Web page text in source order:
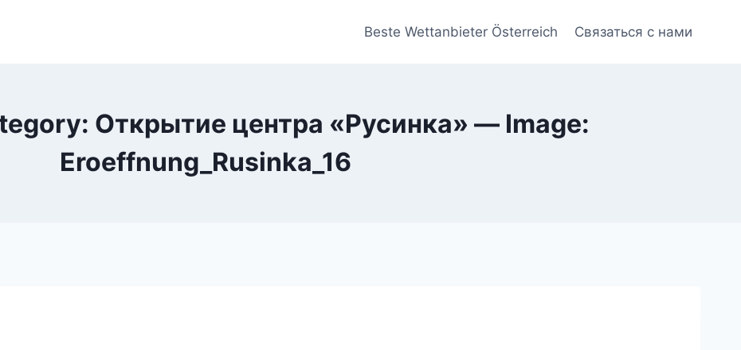
Beste Wettanbieter Österreich Связаться с нами
Открытие центра «Русинка» — Image:
Eroeffnung_Rusinka_16